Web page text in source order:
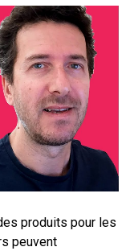
produits pour les
peuvent